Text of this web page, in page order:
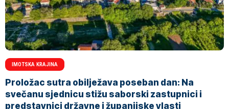
IMOTSKA KRAJINA
Proložac sutra obilježava poseban dan: Na
svečanu sjednicu stižu saborski zastupnici i
predstavnici državne i županijske vlasti